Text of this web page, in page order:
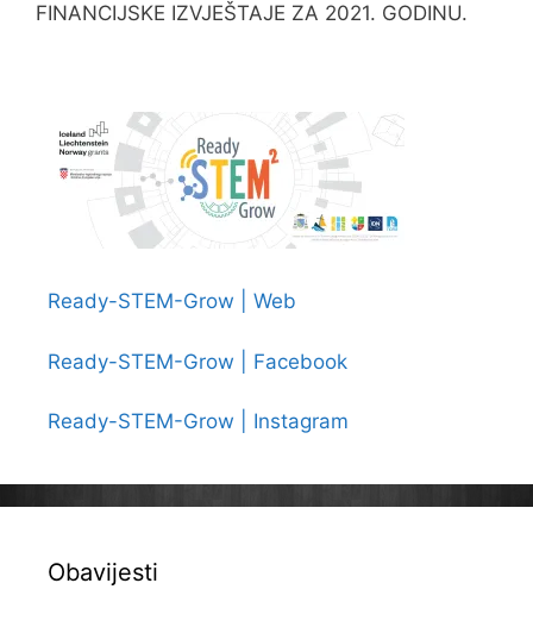
FINANCIJSKE IZVJEŠTAJE ZA 2021. GODINU.
Ready-STEM-Grow | Web
Ready-STEM-Grow | Facebook
Ready-STEM-Grow | Instagram
Obavijesti